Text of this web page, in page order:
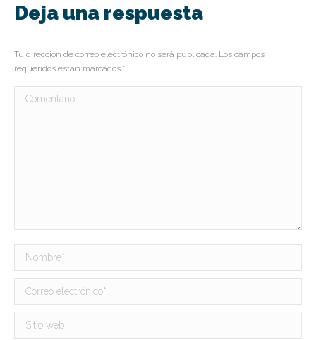
Deja una respuesta
Tu dirección de correo electrónico no será publicada. Los campos
requeridos están marcados *
Comentario
Nombre *
Correo electrónico *
Sitio web